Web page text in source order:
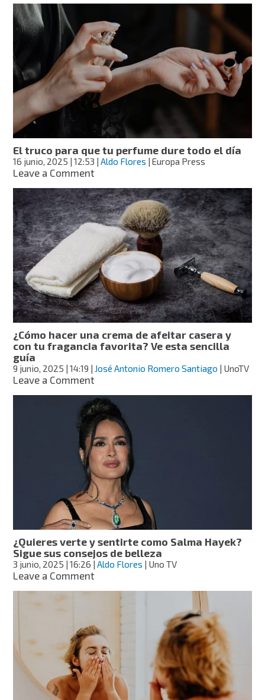
arroz
en
el
cabello:
para
qué
sirve
y
qué
beneficios
tiene
El truco para que tu perfume dure todo el día
16 junio, 2025 | 12:53 |Aldo Flores | Europa Press
Leave a Commenton
truco
para
que
perfume
dure
todo
el
día
¿Cómo hacer una crema de afeitar casera y
con tu fragancia favorita? Ve esta sencilla
guía
9 junio, 2025 | 14:19 | José Antonio Romero Santiago | UnoTV
Leave a Commenton
hacer
una
crema
de
afeitar
casera
y
con
tu
fragancia
favorita?
Ve
esta
sencilla
guía
¿Quieres verte y sentirte como Salma Hayek?
Sigue sus consejos de belleza
3 junio, 2025 | 16:26 |Aldo Flores | Uno TV
Leave a Commenton
sentirte
como
Salma
Hayek?
Sigue
sus
consejos